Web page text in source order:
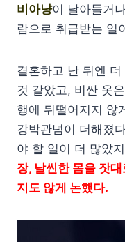
비아냥이 날아들거
람으로 취급받는 일
결혼하고 난 뒤엔
것 같았고, 비싼 옷
행에 뒤떨어지지 않
강박관념이 더해졌
야 할 일이 더 많았
장, 날씬한 몸을 잣
지도 않게 논했다.